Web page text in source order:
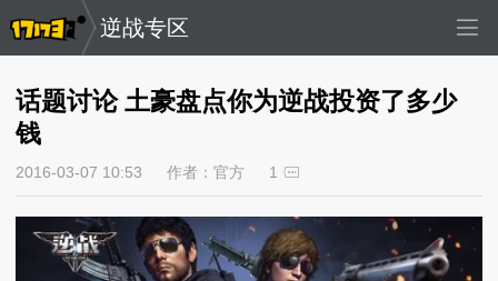
逆战专区
话题讨论 土豪盘点你为逆战投资了多少
钱
2016-03-07 10:53 作者：官方 1